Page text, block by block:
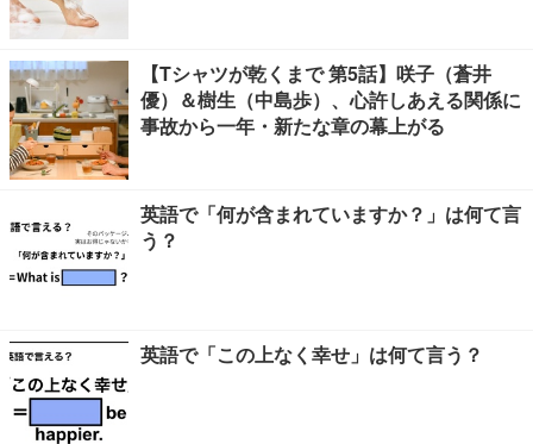
【Tシャツが乾くまで 第5話】咲子（蒼井
優）＆樹生（中島歩）、心許しあえる関係に
事故から一年・新たな章の幕上がる
英語で「何が含まれていますか？」は何て言
う？
英語で「この上なく幸せ」は何て言う？